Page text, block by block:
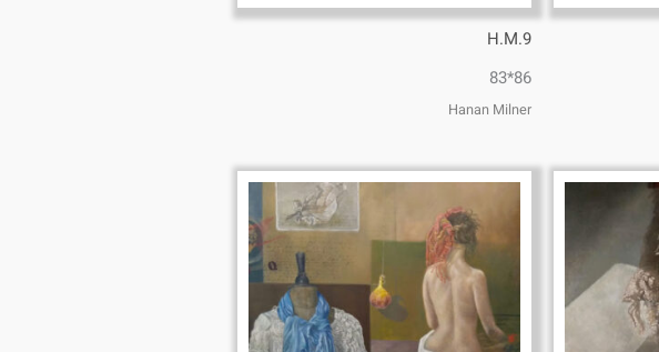
H.M.9
86*83
Hanan Milner